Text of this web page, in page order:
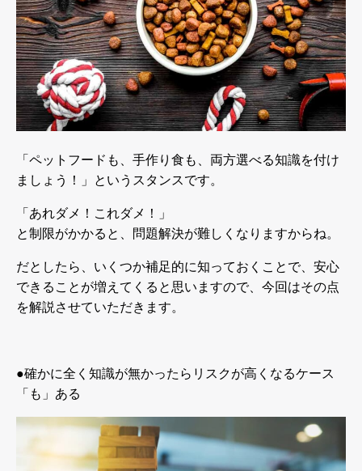
「ペットフードも、手作り食も、両方選べる知識を付け
ましょう！」というスタンスです。
「あれダメ！これダメ！」
と制限がかかると、問題解決が難しくなりますからね。
だとしたら、いくつか補足的に知っておくことで、安心
できることが増えてくると思いますので、今回はその点
を解説させていただきます。
●確かに全く知識が無かったらリスクが高くなるケース
「も」ある